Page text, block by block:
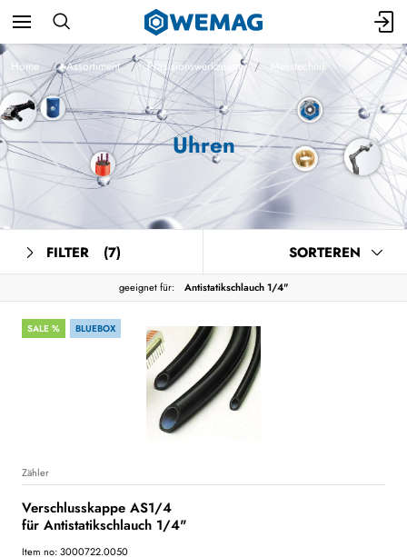
Home Assortiment Präzisionswerkzeuge Messtechnik
Uhren
FILTER (7) SORTEREN
geeignet für: Antistatikschlauch 1/4"
SALE % BLUEBOX
Zähler
Verschlusskappe AS1/4
für Antistatikschlauch 1/4"
Item no: 3000722.0050